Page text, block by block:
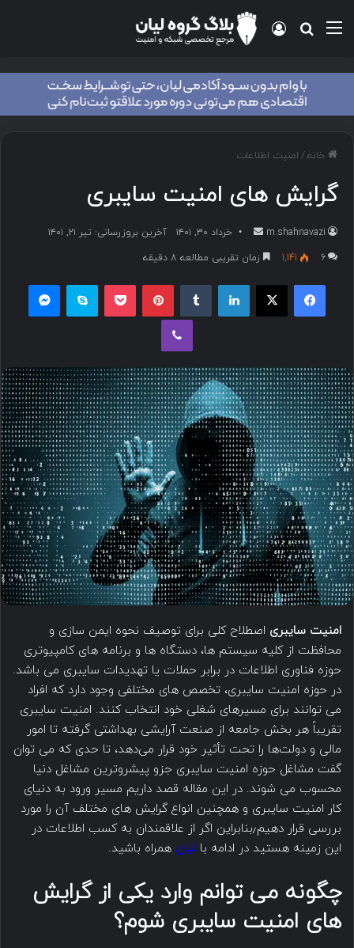
خانه/ امنیت اطلاعات
گرایش های امنیت سایبری
m.shahnavazi خرداد ۳۰, ۱۴۰۱
آخرین بروزرسانی: تیر ۲۱, ۱۴۰۱
۶
1,141 زمان تقریبی مطالعه 8 دقیقه
امنیت سایبری اصطلاح کلی برای توصیف نحوه ایمن سازی و
محافظت از کلیه سیستم ها، دستگاه ها و برنامه های کامپیوتری
حوزه فناوری اطلاعات در برابر حملات یا تهدیدات سایبری می باشد.
در حوزه امنیت سایبری، تخصص های مختلفی وجود دارد که افراد
می توانند برای مسیرهای شغلی خود انتخاب کنند. امنیت سایبری
تقریباً هر بخش جامعه از صنعت آرایشی بهداشتی گرفته تا امور
مالی و دولت‌ها را تحت تأثیر خود قرار می‌دهد، تا حدی که می توان
گفت مشاغل حوزه امنیت سایبری جزو پیشروترین مشاغل دنیا
محسوب می شوند. در این مقاله قصد داریم مسیر ورود به دنیای
کار امنیت سایبری و همچنین انواع گرایش های مختلف آن را مورد
بررسی قرار دهیم٫بنابراین اگر از علاقمندان به کسب اطلاعات در
این زمینه هستید در ادامه با لیان همراه باشید.
چگونه می توانم وارد یکی از گرایش
های امنیت سایبری شوم؟